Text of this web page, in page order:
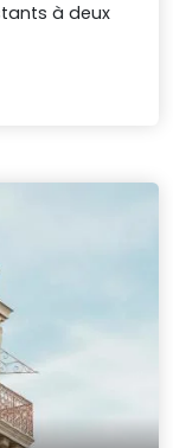
à deux